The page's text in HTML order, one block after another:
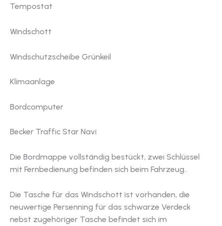
Tempostat
Windschott
Windschutzscheibe Grünkeil
Klimaanlage
Bordcomputer
Becker Traffic Star Navi
Die Bordmappe vollständig bestückt, zwei Schlüssel
mit Fernbedienung befinden sich beim Fahrzeug..
Die Tasche für das Windschott ist vorhanden, die
neuwertige Persenning für das schwarze Verdeck
nebst zugehöriger Tasche befindet sich im